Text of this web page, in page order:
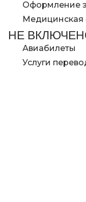
нужд в номере
Оформление
Медицинская
НЕ
Авиабилеты
Услуги